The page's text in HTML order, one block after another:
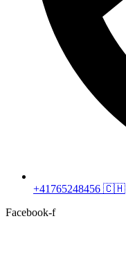
+41765248456 🇨🇭
Facebook-f